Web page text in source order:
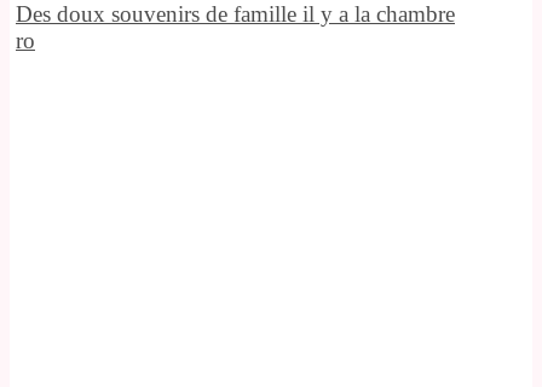
Des doux souvenirs de famille il y a la chambre
ro